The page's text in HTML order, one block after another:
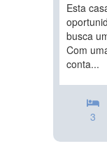
Esta
busca
Com
conta...
3